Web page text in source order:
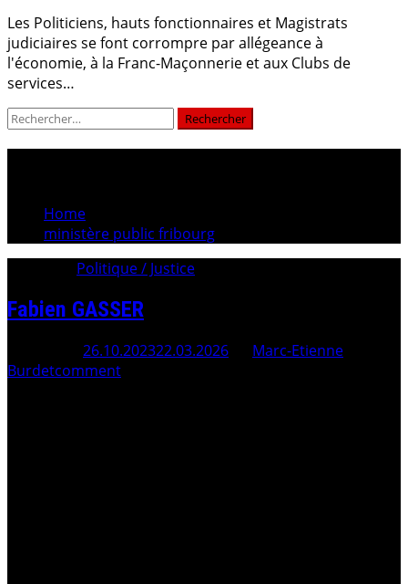
Les Politiciens, hauts fonctionnaires et Magistrats
judiciaires se font corrompre par allégeance à
l'économie, à la Franc-Maçonnerie et aux Clubs de
services…
Rechercher :
Home
ministère public fribourg
Politique / Justice
Fabien GASSER
26.10.202322.03.2026
Marc-Etienne
Burdetcomment